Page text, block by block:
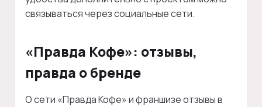
связываться через социальные сети.
«Правда Кофе»: отзывы,
правда о бренде
О сети «Правда Кофе» и франшизе отзывы в